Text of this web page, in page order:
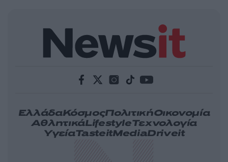
ΕλλάδαΚόσμοςΠολιτικήΟικονομία
ΑθλητικάLifestyleΤεχνολογία
ΥγείαTasteitMediaDriveit